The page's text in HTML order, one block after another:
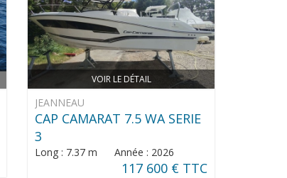
VOIR LE DÉTAIL
JEANNEAU
CAP CAMARAT 7.5 WA SERIE
3
Long : 7.37 m Année : 2026
117 600 € TTC